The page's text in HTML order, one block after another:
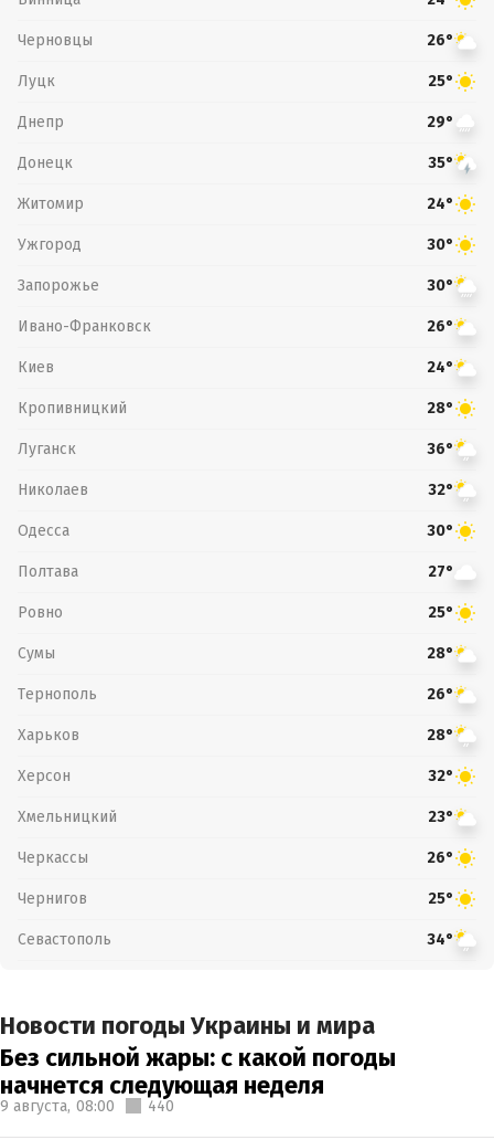
Черновцы 26°
Луцк 25°
Днепр 29°
Донецк 35°
Житомир 24°
Ужгород 30°
Запорожье 30°
Ивано-Франковск 26°
Киев 24°
Кропивницкий 28°
Луганск 36°
Николаев 32°
Одесса 30°
Полтава 27°
Ровно 25°
Сумы 28°
Тернополь 26°
Харьков 28°
Херсон 32°
Хмельницкий 23°
Черкассы 26°
Чернигов 25°
Севастополь 34°
Новости погоды Украины и мира
Без сильной жары: с какой погоды
начнется следующая неделя
9 августа, 08:00 440